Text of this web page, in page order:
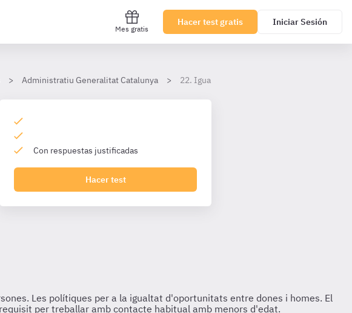
Mes gratis
Hacer test gratis Iniciar Sesión
Administratiu Generalitat Catalunya 22. Igualtat
Con respuestas justificadas
Hacer test